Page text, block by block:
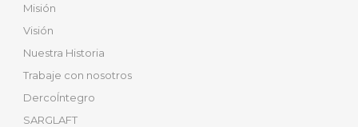
Misión
Visión
Nuestra Historia
Trabaje con nosotros
DercoÍntegro
SARGLAFT